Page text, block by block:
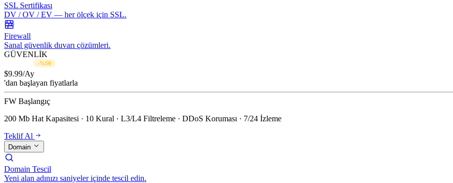
SSL Sertifikası
DV / OV / EV — her ölçek için SSL.
Firewall
Sanal güvenlik duvarı çözümleri.
GÜVENLİK
-%50
$9.99/Ay
'dan başlayan fiyatlarla
FW Başlangıç
200 Mb Hat Kapasitesi · 10 Kural · L3/L4 Filtreleme · DDoS Koruması · 7/24 İzleme
Teklif Al
Domain
Domain Tescil
Yeni alan adınızı saniyeler içinde tescil edin.